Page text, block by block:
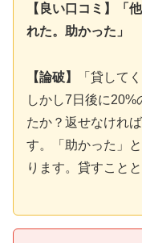
【良い口コミ】「
れた。助かった」
【論破】
「貸して
しかし7日後に20%
たか？返せなけれ
す。「助かった」
ります。貸すこと